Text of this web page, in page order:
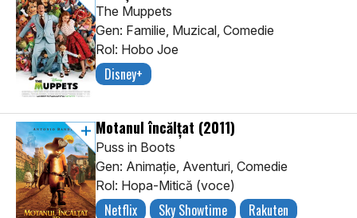
The Muppets
Gen: Familie, Muzical, Comedie
Rol: Hobo Joe
Disney+
Motanul încălțat (2011)
Puss in Boots
Gen: Animaţie, Aventuri, Comedie
Rol: Hopa-Mitică (voce)
Netflix Sky Showtime Rakuten